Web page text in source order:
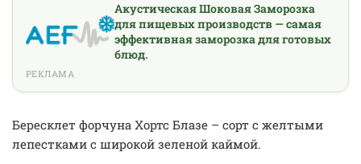
Акустическая Шоковая Заморозка
для пищевых производств — самая
эффективная заморозка для готовых
блюд.
РЕКЛАМА
Бересклет форчуна Хортс Блазе – сорт с желтыми
лепестками с широкой зеленой каймой.